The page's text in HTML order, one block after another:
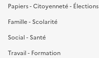
Papiers - Citoyenneté - Élections
Famille - Scolarité
Social - Santé
Travail - Formation